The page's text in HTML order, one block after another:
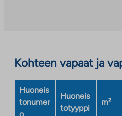
Kohteen vapaat ja
Huoneis
tonumer
Huoneis
totyyppi
m²